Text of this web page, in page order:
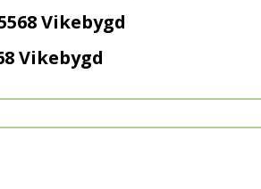
Vikebygd
Vikebygd